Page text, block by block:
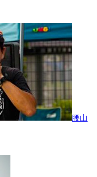
腰山